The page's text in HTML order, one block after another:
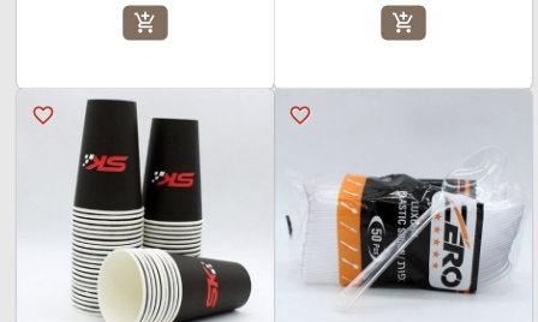
add_shopping_cart
add_shopping_cart
favorite_border
favorite_border